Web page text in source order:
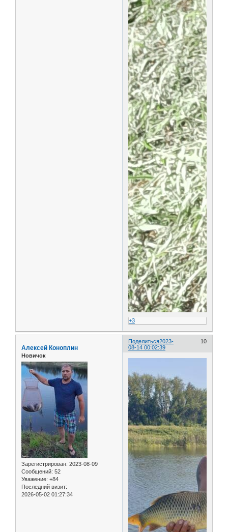
+3
Поделиться 10
2023-
08-14 00:02:39
Алексей Коноплин
Новичок
Зарегистрирован: 2023-08-09
Сообщений: 52
Уважение: +84
Последний визит:
2026-05-02 01:27:34